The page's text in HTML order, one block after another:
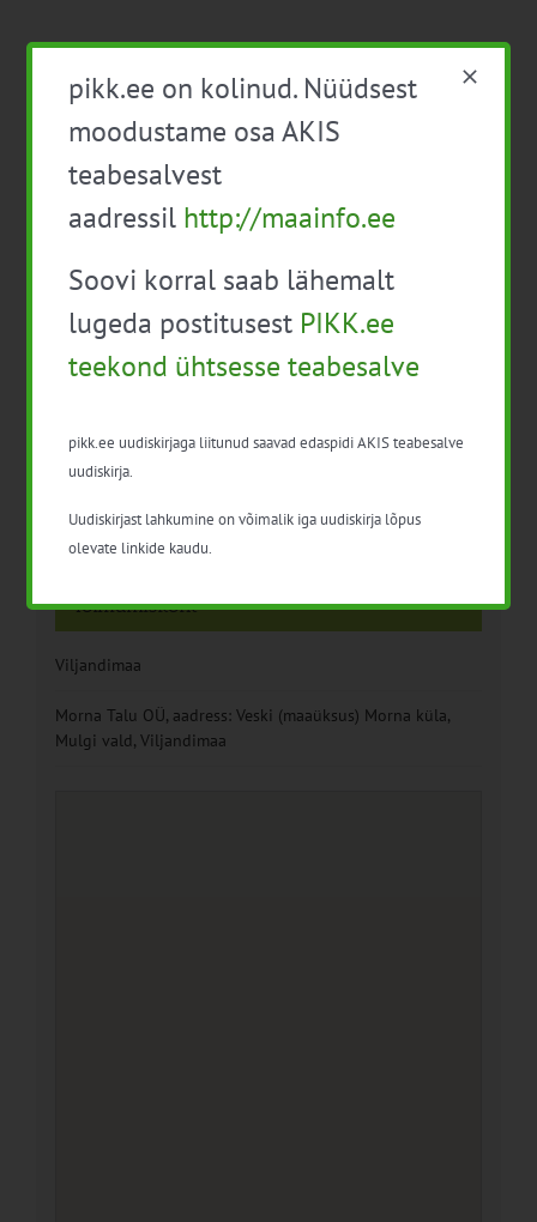
Kuupäev:
Aeg:
09:30 - 12:30
Sündmus kategooria:
Toimumiskoht
Viljandimaa
Morna Talu OÜ, aadress: Veski (maaüksus) Morna küla,
Mulgi vald, Viljandimaa
Eesti Maaülikool
pikk.ee on kolinud. Nüüdsest
moodustame osa AKIS
teabesalvest
aadressil http://maainfo.ee
Soovi korral saab lähemalt
lugeda postitusest PIKK.ee
teekond ühtsesse teabesalve
pikk.ee uudiskirjaga liitunud saavad edaspidi AKIS teabesalve
uudiskirja.
Uudiskirjast lahkumine on võimalik iga uudiskirja lõpus
olevate linkide kaudu.